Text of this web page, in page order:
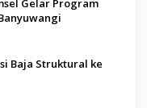
Gelar Program
Baja Struktural ke